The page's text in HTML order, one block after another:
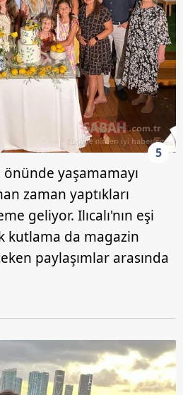
5
önünde yaşamamayı
zaman yaptıkları
geliyor. Ilıcalı'nın eşi
kutlama da magazin
paylaşımlar arasında